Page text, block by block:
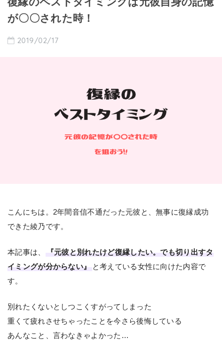
が〇〇された時！
2019/02/17
こんにちは。2年間音信不通だった元彼と、無事に復縁成功
できた綾乃です。
本記事は、
『元彼と別れたけど復縁したい。でも切り出すタ
イミングが分からない』
と考えている女性に向けた内容で
す。
別れたくないとしつこくすがってしまった
重くて疲れさせちゃったことを今さら後悔している
あんなこと、言わなきゃよかった…